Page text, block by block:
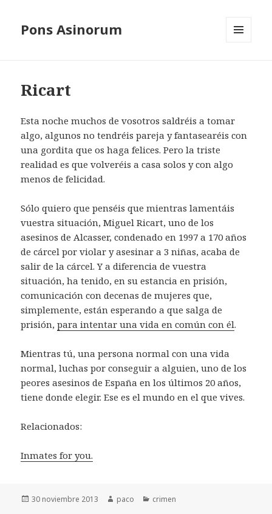
Pons Asinorum
Ricart
Esta noche muchos de vosotros saldréis a tomar
algo, algunos no tendréis pareja y fantasearéis con
una gordita que os haga felices. Pero la triste
realidad es que volveréis a casa solos y con algo
menos de felicidad.
Sólo quiero que penséis que mientras lamentáis
vuestra situación, Miguel Ricart, uno de los
asesinos de Alcasser, condenado en 1997 a 170 años
de cárcel por violar y asesinar a 3 niñas, acaba de
salir de la cárcel. Y a diferencia de vuestra
situación, ha tenido, en su estancia en prisión,
comunicación con decenas de mujeres que,
simplemente, están esperando a que salga de
prisión,para intentar una vida en común con él.
Mientras tú, una persona normal con una vida
normal, luchas por conseguir a alguien, uno de los
peores asesinos de España en los últimos 20 años,
tiene donde elegir. Ese es el mundo en el que vives.
Relacionados:
Inmates for you.
Publicado
30 noviembre 2013 Autor
paco Categorías
crimen